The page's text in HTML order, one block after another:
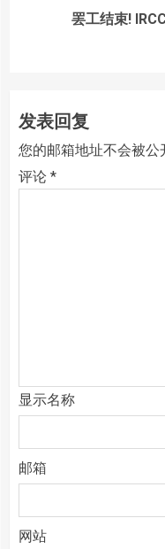
罢工结束!
发表回复
您的邮箱地址不会被公
评论 *
显示名称
邮箱
网站